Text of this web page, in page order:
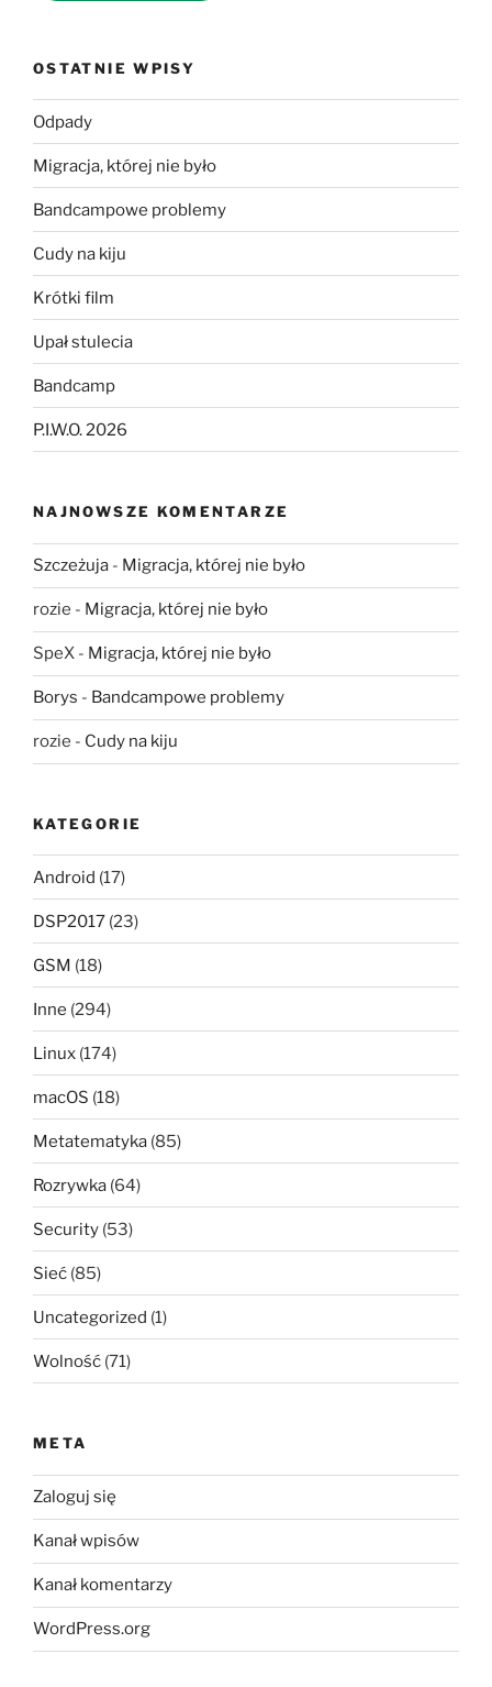
OSTATNIE WPISY
Odpady
Migracja, której nie było
Bandcampowe problemy
Cudy na kiju
Krótki film
Upał stulecia
Bandcamp
P.I.W.O. 2026
NAJNOWSZE KOMENTARZE
Szczeżuja - Migracja, której nie było
rozie - Migracja, której nie było
SpeX - Migracja, której nie było
Borys - Bandcampowe problemy
rozie - Cudy na kiju
KATEGORIE
Android (17)
DSP2017 (23)
GSM (18)
Inne (294)
Linux (174)
macOS (18)
Metatematyka (85)
Rozrywka (64)
Security (53)
Sieć (85)
Uncategorized (1)
Wolność (71)
META
Zaloguj się
Kanał wpisów
Kanał komentarzy
WordPress.org